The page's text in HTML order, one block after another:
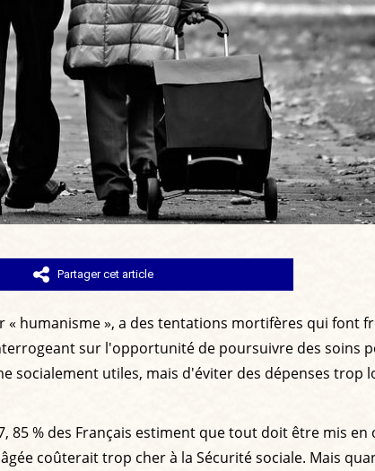
Partager cet article
humanisme », a des tentations mortifères qui font
sur l'opportunité de poursuivre des soins
utiles, mais d'éviter des dépenses trop
85 % des Français estiment que tout doit être mis
coûterait trop cher à la Sécurité sociale. Mais